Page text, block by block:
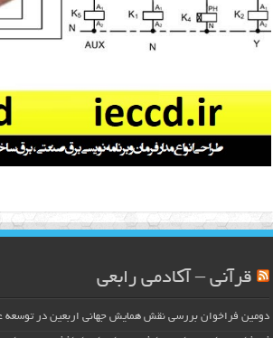
قرآنی – آکادمی رابعی
دومین فراخوان بررسی نقش همایش جهانی اربعین در توسعه